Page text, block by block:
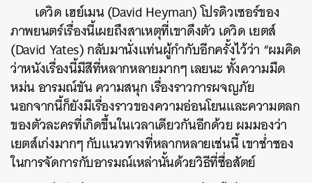
เดวิด เฮย์เมน (David Heyman) โปรดิวเซอร์ของ
ภาพยนตร์เรื่องนี้เผยถึงสาเหตุที่เขาดึงตัว เดวิด เยตส์
(David Yates) กลับมานั่งแท่นผู้กำกับอีกครั้งไว้ว่า “ผมคิด
ว่าหนังเรื่องนี้มีสีที่หลากหลายมากๆ เลยนะ ทั้งความมืด
หม่น อารมณ์ขัน ความสนุก เรื่องราวการผจญภัย
นอกจากนี้ก็ยังมีเรื่องราวของความอ่อนโยนและความตลก
ของตัวละครที่เกิดขึ้นในเวลาเดียวกันอีกด้วย ผมมองว่า
เยตส์เก่งมากๆ กับแนวทางที่หลากหลายเช่นนี้ เขาช่ำชอง
ในการจัดการกับอารมณ์เหล่านั้นด้วยวิธีที่ซื่อสัตย์